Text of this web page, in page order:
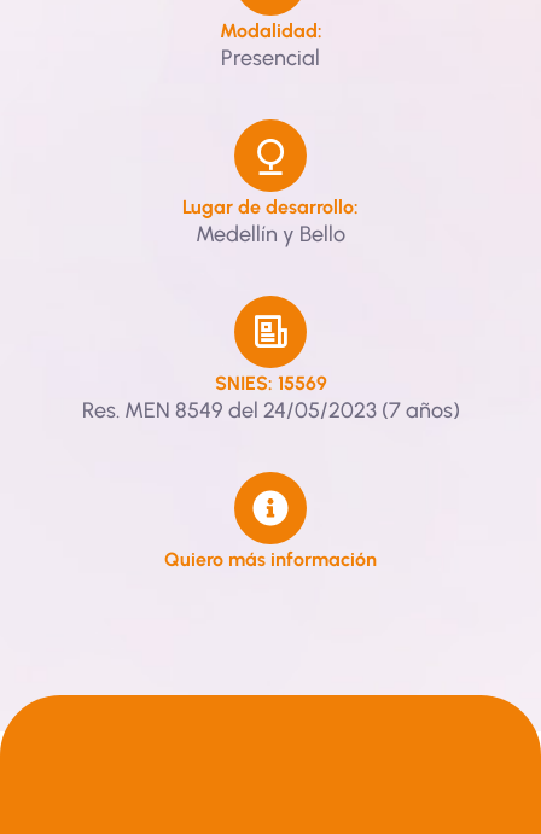
Modalidad:
Presencial
Lugar de desarrollo:
Medellín y Bello
SNIES: 15569
Res. MEN 8549 del 24/05/2023 (7 años)
Quiero más información